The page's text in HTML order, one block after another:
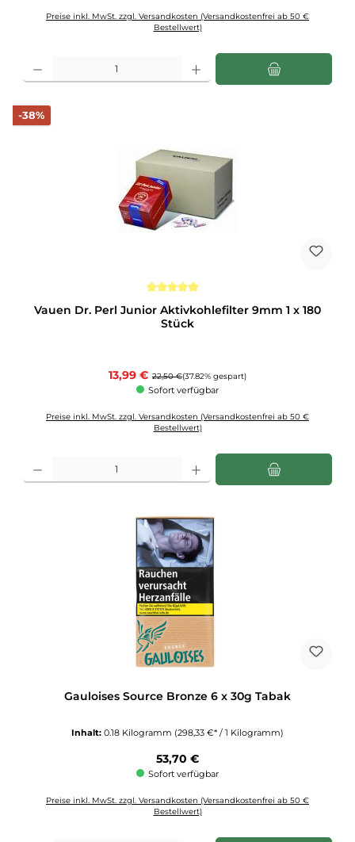
Preise inkl. MwSt. zzgl. Versandkosten (Versandkostenfrei ab 50 €
Bestellwert)
Produkt Anzahl: Gib den gewünschten Wert ein oder benutze die Schaltflächen
-38%Rabatt
Vauen Dr. Perl Junior Aktivkohlefilter 9mm 1 x 180
Stück
Verkaufspreis:
13,99 € Regulärer Preis:
22,50 €(37.82% gespart)
Sofort verfügbar
Preise inkl. MwSt. zzgl. Versandkosten (Versandkostenfrei ab 50 €
Bestellwert)
Produkt Anzahl: Gib den gewünschten Wert ein oder benutze die Schaltflächen
Gauloises Source Bronze 6 x 30g Tabak
Inhalt: 0.18 Kilogramm (298,33 €* / 1 Kilogramm)
Regulärer Preis:
53,70 €
Sofort verfügbar
Preise inkl. MwSt. zzgl. Versandkosten (Versandkostenfrei ab 50 €
Bestellwert)